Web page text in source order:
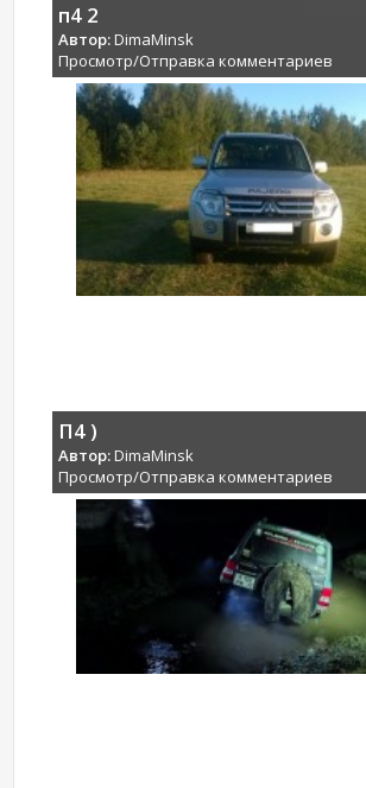
п4 2
Автор:DimaMinsk
Просмотр/Отправка комментариев
П4 )
Автор:DimaMinsk
Просмотр/Отправка комментариев